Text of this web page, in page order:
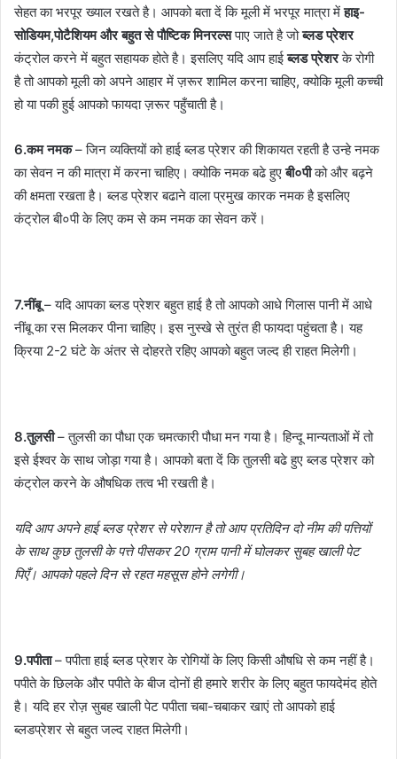
सेहत का भरपूर ख्याल रखते है। आपको बता दें कि मूली में भरपूर मात्रा मेंहाइ-
सोडियम,पोटैशियम और बहुत से पौष्टिक मिनरल्सपाए जाते है जोब्लड प्रेशर
कंट्रोल करने में बहुत सहायक होते है। इसलिए यदि आप हाईब्लड प्रेशरके रोगी
है तो आपको मूली को अपने आहार में ज़रूर शामिल करना चाहिए, क्योकि मूली कच्ची
हो या पकी हुई आपको फायदा ज़रूर पहुँचाती है।
6.कम नमक– जिन व्यक्तियों को हाई ब्लड प्रेशर की शिकायत रहती है उन्हे नमक
का सेवन न की मात्रा में करना चाहिए। क्योकि नमक बढे हुएबी०पीको और बढ़ने
की क्षमता रखता है। ब्लड प्रेशर बढाने वाला प्रमुख कारक नमक है इसलिए
कंट्रोल बी०पी के लिए कम से कम नमक का सेवन करें।
7.नींबू– यदि आपका ब्लड प्रेशर बहुत हाई है तो आपको आधे गिलास पानी में आधे
नींबू का रस मिलकर पीना चाहिए। इस नुस्खे से तुरंत ही फायदा पहुंचता है। यह
क्रिया 2-2 घंटे के अंतर से दोहरते रहिए आपको बहुत जल्द ही राहत मिलेगी।
8.तुलसी– तुलसी का पौधा एक चमत्कारी पौधा मन गया है। हिन्दू मान्यताओं में तो
इसे ईश्वर के साथ जोड़ा गया है। आपको बता दें कि तुलसी बढे हुए ब्लड प्रेशर को
कंट्रोल करने के औषधिक तत्व भी रखती है।
यदि आप अपने हाई ब्लड प्रेशर से परेशान है तो आप प्रतिदिन दो नीम की पत्तियों
के साथ कुछ तुलसी के पत्ते पीसकर 20 ग्राम पानी में घोलकर सुबह खाली पेट
पिएँ। आपको पहले दिन से रहत महसूस होने लगेगी।
9.पपीता– पपीता हाई ब्लड प्रेशर के रोगियों के लिए किसी औषधि से कम नहीं है।
पपीते के छिलके और पपीते के बीज दोनों ही हमारे शरीर के लिए बहुत फायदेमंद होते
है। यदि हर रोज़ सुबह खाली पेट पपीता चबा-चबाकर खाएं तो आपको हाई
ब्लडप्रेशर से बहुत जल्द राहत मिलेगी।